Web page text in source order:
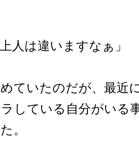
人は違いますなぁ」
ていたのだが、最近
している自分がいる
。